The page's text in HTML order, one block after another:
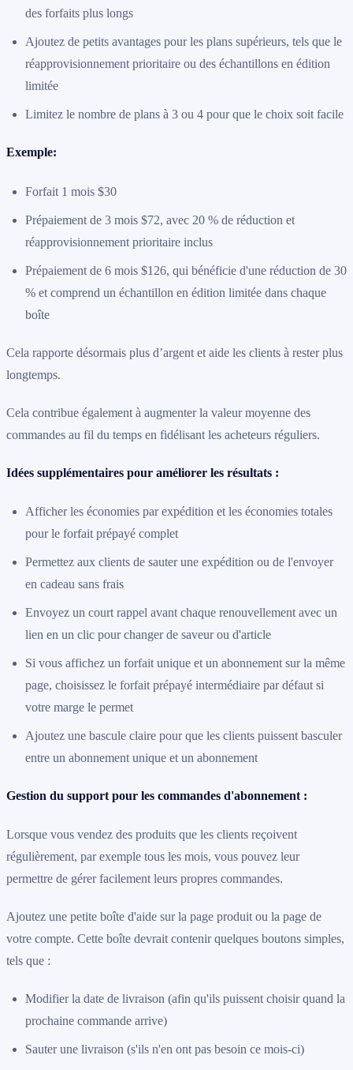
des forfaits plus longs
Ajoutez de petits avantages pour les plans supérieurs, tels que le
réapprovisionnement prioritaire ou des échantillons en édition
limitée
Limitez le nombre de plans à 3 ou 4 pour que le choix soit facile
Exemple:
Forfait 1 mois $30
Prépaiement de 3 mois $72, avec 20 % de réduction et
réapprovisionnement prioritaire inclus
Prépaiement de 6 mois $126, qui bénéficie d'une réduction de 30
% et comprend un échantillon en édition limitée dans chaque
boîte
Cela rapporte désormais plus d’argent et aide les clients à rester plus
longtemps.
Cela contribue également à augmenter la valeur moyenne des
commandes au fil du temps en fidélisant les acheteurs réguliers.
Idées supplémentaires pour améliorer les résultats :
Afficher les économies par expédition et les économies totales
pour le forfait prépayé complet
Permettez aux clients de sauter une expédition ou de l'envoyer
en cadeau sans frais
Envoyez un court rappel avant chaque renouvellement avec un
lien en un clic pour changer de saveur ou d'article
Si vous affichez un forfait unique et un abonnement sur la même
page, choisissez le forfait prépayé intermédiaire par défaut si
votre marge le permet
Ajoutez une bascule claire pour que les clients puissent basculer
entre un abonnement unique et un abonnement
Gestion du support pour les commandes d'abonnement :
Lorsque vous vendez des produits que les clients reçoivent
régulièrement, par exemple tous les mois, vous pouvez leur
permettre de gérer facilement leurs propres commandes.
Ajoutez une petite boîte d'aide sur la page produit ou la page de
votre compte. Cette boîte devrait contenir quelques boutons simples,
tels que :
Modifier la date de livraison (afin qu'ils puissent choisir quand la
prochaine commande arrive)
Sauter une livraison (s'ils n'en ont pas besoin ce mois-ci)